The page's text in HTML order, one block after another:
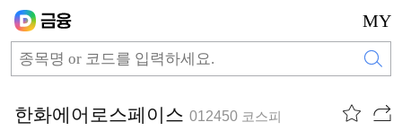
MY
한화에어로스페이스 012450 코스피